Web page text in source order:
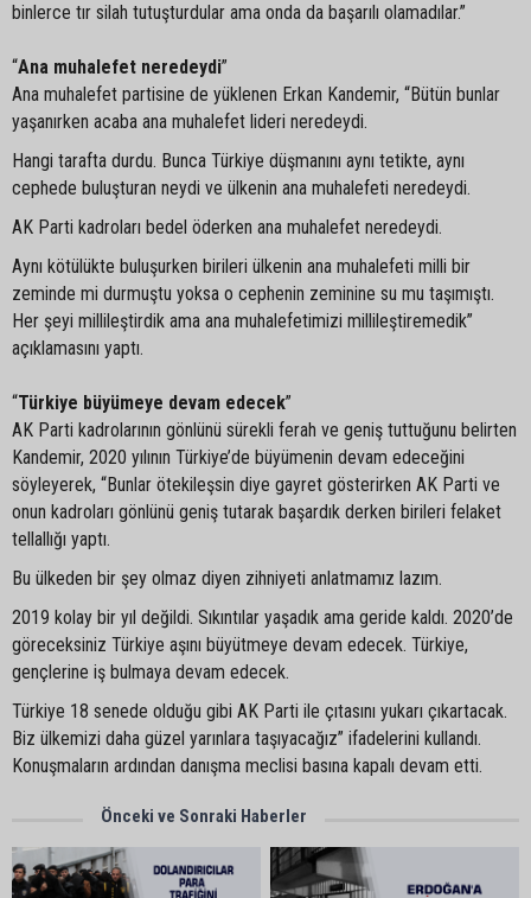
binlerce tır silah tutuşturdular ama onda da başarılı olamadılar.”
“Ana muhalefet neredeydi”
Ana muhalefet partisine de yüklenen Erkan Kandemir, “Bütün bunlar
yaşanırken acaba ana muhalefet lideri neredeydi.
Hangi tarafta durdu. Bunca Türkiye düşmanını aynı tetikte, aynı
cephede buluşturan neydi ve ülkenin ana muhalefeti neredeydi.
AK Parti kadroları bedel öderken ana muhalefet neredeydi.
Aynı kötülükte buluşurken birileri ülkenin ana muhalefeti milli bir
zeminde mi durmuştu yoksa o cephenin zeminine su mu taşımıştı.
Her şeyi millileştirdik ama ana muhalefetimizi millileştiremedik”
açıklamasını yaptı.
“Türkiye büyümeye devam edecek”
AK Parti kadrolarının gönlünü sürekli ferah ve geniş tuttuğunu belirten
Kandemir, 2020 yılının Türkiye’de büyümenin devam edeceğini
söyleyerek, “Bunlar ötekileşsin diye gayret gösterirken AK Parti ve
onun kadroları gönlünü geniş tutarak başardık derken birileri felaket
tellallığı yaptı.
Bu ülkeden bir şey olmaz diyen zihniyeti anlatmamız lazım.
2019 kolay bir yıl değildi. Sıkıntılar yaşadık ama geride kaldı. 2020’de
göreceksiniz Türkiye aşını büyütmeye devam edecek. Türkiye,
gençlerine iş bulmaya devam edecek.
Türkiye 18 senede olduğu gibi AK Parti ile çıtasını yukarı çıkartacak.
Biz ülkemizi daha güzel yarınlara taşıyacağız” ifadelerini kullandı.
Konuşmaların ardından danışma meclisi basına kapalı devam etti.
Önceki ve Sonraki Haberler